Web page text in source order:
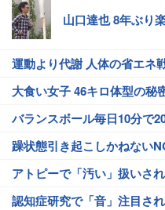
山口達也 8年ぶり
運動より代謝 人体の省エネ
大食い女子 46キロ体型の秘
バランスボール毎日10分で
躁状態引き起こしかねない
アトピーで「汚い」扱いさ
認知症研究で「音」注目さ